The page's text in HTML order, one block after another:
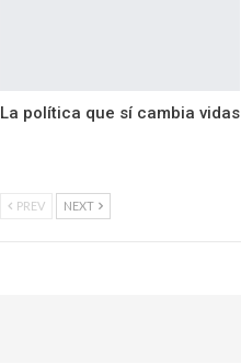
La política que sí cambia vidas
PREV NEXT